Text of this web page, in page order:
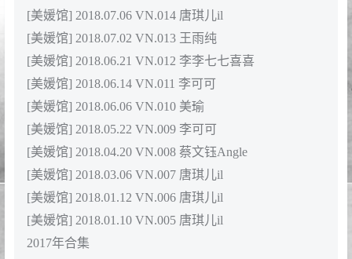
[美媛馆] 2018.07.06 VN.014 唐琪儿il
[美媛馆] 2018.07.02 VN.013 王雨纯
[美媛馆] 2018.06.21 VN.012 李李七七喜喜
[美媛馆] 2018.06.14 VN.011 李可可
[美媛馆] 2018.06.06 VN.010 美瑜
[美媛馆] 2018.05.22 VN.009 李可可
[美媛馆] 2018.04.20 VN.008 蔡文钰Angle
[美媛馆] 2018.03.06 VN.007 唐琪儿il
[美媛馆] 2018.01.12 VN.006 唐琪儿il
[美媛馆] 2018.01.10 VN.005 唐琪儿il
2017年合集